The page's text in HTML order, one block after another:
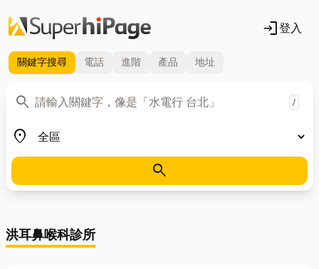
login登入
關鍵字搜尋 電話 進階 產品 地址
search
關鍵字 /
place
地區
search
洪耳鼻喉科診所